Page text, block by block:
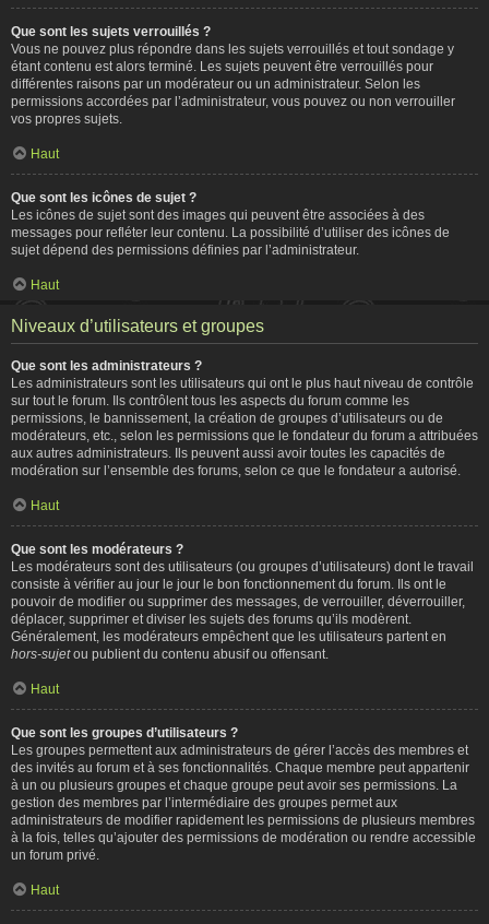
Que sont les sujets verrouillés ?
Vous ne pouvez plus répondre dans les sujets verrouillés et tout sondage y
étant contenu est alors terminé. Les sujets peuvent être verrouillés pour
différentes raisons par un modérateur ou un administrateur. Selon les
permissions accordées par l’administrateur, vous pouvez ou non verrouiller
vos propres sujets.
Haut
Que sont les icônes de sujet ?
Les icônes de sujet sont des images qui peuvent être associées à des
messages pour refléter leur contenu. La possibilité d’utiliser des icônes de
sujet dépend des permissions définies par l’administrateur.
Haut
Niveaux d’utilisateurs et groupes
Que sont les administrateurs ?
Les administrateurs sont les utilisateurs qui ont le plus haut niveau de contrôle
sur tout le forum. Ils contrôlent tous les aspects du forum comme les
permissions, le bannissement, la création de groupes d’utilisateurs ou de
modérateurs, etc., selon les permissions que le fondateur du forum a attribuées
aux autres administrateurs. Ils peuvent aussi avoir toutes les capacités de
modération sur l’ensemble des forums, selon ce que le fondateur a autorisé.
Haut
Que sont les modérateurs ?
Les modérateurs sont des utilisateurs (ou groupes d’utilisateurs) dont le travail
consiste à vérifier au jour le jour le bon fonctionnement du forum. Ils ont le
pouvoir de modifier ou supprimer des messages, de verrouiller, déverrouiller,
déplacer, supprimer et diviser les sujets des forums qu’ils modèrent.
Généralement, les modérateurs empêchent que les utilisateurs partent en
hors-sujetou publient du contenu abusif ou offensant.
Haut
Que sont les groupes d’utilisateurs ?
Les groupes permettent aux administrateurs de gérer l’accès des membres et
des invités au forum et à ses fonctionnalités. Chaque membre peut appartenir
à un ou plusieurs groupes et chaque groupe peut avoir ses permissions. La
gestion des membres par l’intermédiaire des groupes permet aux
administrateurs de modifier rapidement les permissions de plusieurs membres
à la fois, telles qu’ajouter des permissions de modération ou rendre accessible
un forum privé.
Haut